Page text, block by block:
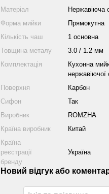
Матеріал
Нержавіюча
Форма мийки
Прямокутна
Кількість чаш
1 основна
Товщина металу
3.0 / 1.2 мм
Комплектація
Кухонна
нержавіючої
Поверхня
Карбон
Сифон
Так
Виробник
ROMZHA
Країна виробник
Китай
Країна
реєстрації
бренду
Україна
Новий відгук або